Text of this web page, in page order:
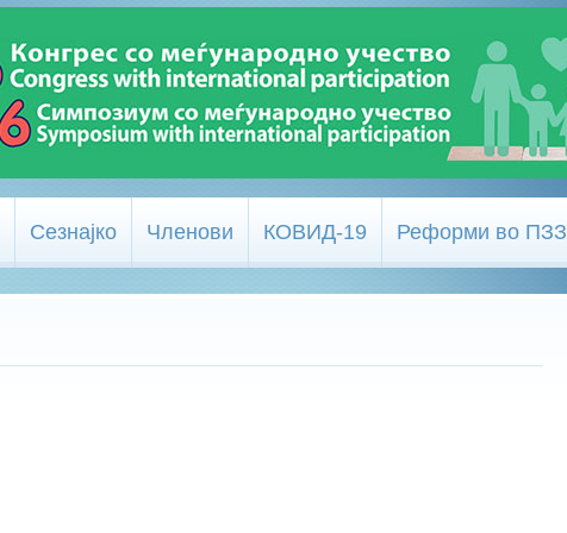
Сезнајко Членови КОВИД-19 Реформи во ПЗЗ